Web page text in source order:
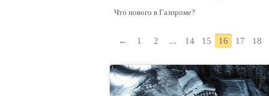
Что нового в Газпроме?
← 1 2 ... 14 15 16 17 18